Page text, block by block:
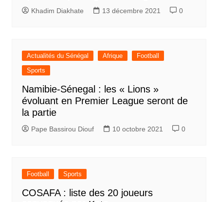
Khadim Diakhate 13 décembre 2021 0
Actualités du Sénégal Afrique
Football
Sports
Namibie-Sénegal : les « Lions »
évoluant en Premier League seront de
la partie
Pape Bassirou Diouf 10 octobre 2021 0
Football Sports
COSAFA : liste des 20 joueurs